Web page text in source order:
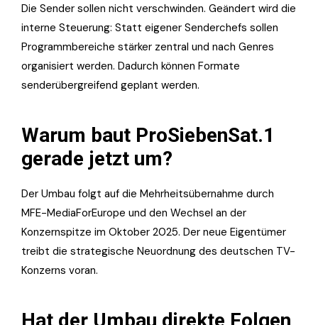
Die Sender sollen nicht verschwinden. Geändert wird die
interne Steuerung: Statt eigener Senderchefs sollen
Programmbereiche stärker zentral und nach Genres
organisiert werden. Dadurch können Formate
senderübergreifend geplant werden.
Warum baut ProSiebenSat.1
gerade jetzt um?
Der Umbau folgt auf die Mehrheitsübernahme durch
MFE-MediaForEurope und den Wechsel an der
Konzernspitze im Oktober 2025. Der neue Eigentümer
treibt die strategische Neuordnung des deutschen TV-
Konzerns voran.
Hat der Umbau direkte Folgen